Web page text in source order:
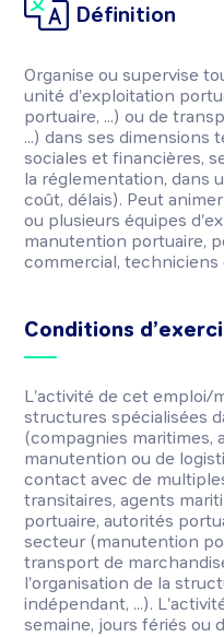
Définition
Organise ou supervise
unité d'exploitation
portuaire, ...) ou de
...) dans ses dimensions
sociales et financières,
la réglementation, dans
coût, délais). Peut
ou plusieurs équipes
manutention portuaire,
commercial, techniciens
Conditions
L'activité de cet emploi/
structures spécialisées
(compagnies maritimes,
manutention ou de
contact avec de
transitaires, agents
portuaire, autorités
secteur (manutention
transport de
l'organisation de la
indépendant, ...).
semaine, jours fériés ou